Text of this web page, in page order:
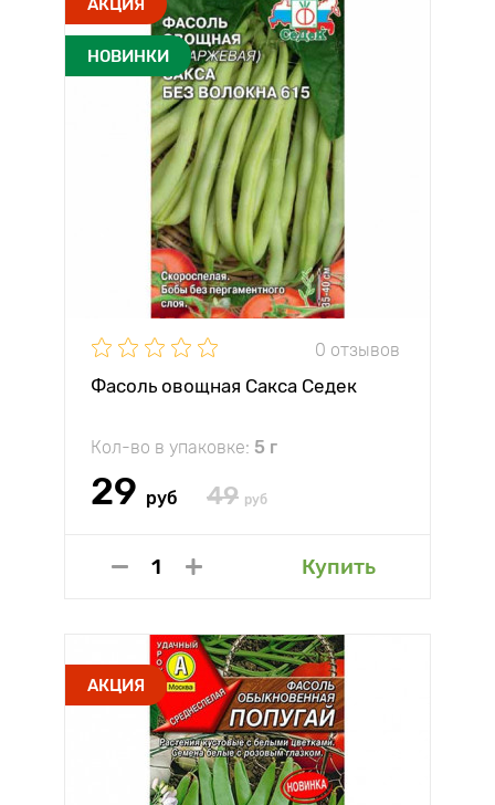
НОВИНКИ
0 отзывов
Фасоль овощная Сакса Седек
Кол-во в упаковке: 5 г
29 руб 49 руб
Купить
АКЦИЯ